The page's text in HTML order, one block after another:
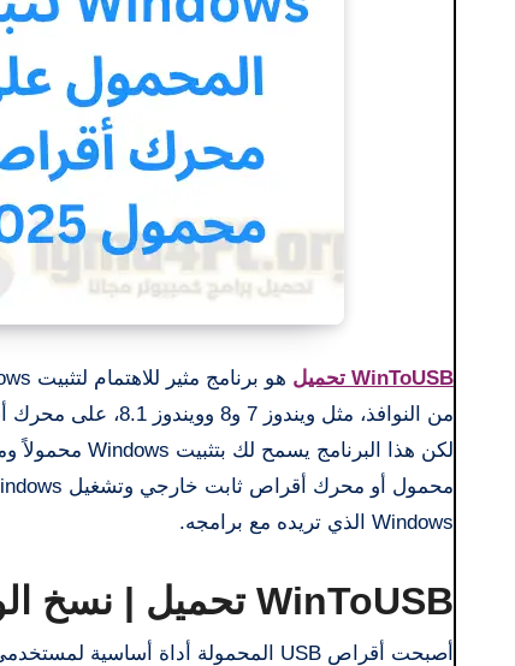
WinToUSB تحميل
Windows الذي تريده مع برامجه.
WinToUSB تحميل | نسخ الويندوز إلى فلاشة 2026